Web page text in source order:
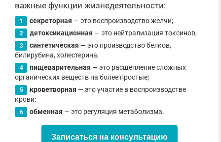
важные функции жизнедеятельности:
секреторная — это воспроизводство желчи;
детоксикационная — это нейтрализация токсинов;
синтетическая — это производство белков,
билирубина, холестерина;
пищеварительная — это расщепление сложных
органических веществ на более простые;
кроветворная — это участие в воспроизводстве
крови;
обменная — это регуляция метаболизма.
Записаться на консультацию